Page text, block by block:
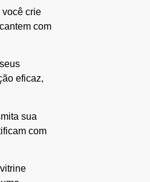
você crie
com
eficaz,
sua
com